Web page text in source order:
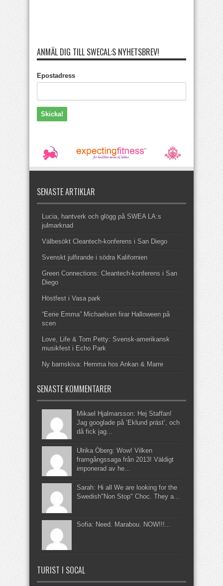
ANMÄL DIG TILL SWECAL:S NYHETSBREV!
Epostadress
SENASTE ARTIKLAR
Lucia, hantverk och glögg på SWEA LA:s
julmarknad
Välbesökt Cleantech-konferens i San Diego
Svenskt julfirande i södra Kalifornien
Green Connections: Cleantech-konferens i San
Diego
Höstfest i Vasa park
“Eerie Emma” Michaelsen firar Halloween på
scen
Love, Life & Tom Petty: Svensk-amerikansk
musikfest i Echo Park
Ny barnskiva: Hemma hos Ankan & Marre
SENASTE KOMMENTARER
Mikael Hjalmarsson: Hej Staffan!
Jag googlade på ’Eklund präst’, och
då fick jag...
Ulrika Öberg: Wow! Vilken
framgångssaga från 2013! Väldigt
imponerad av he...
Sarah: Hi all We are looking for the
Swedish"Non Stop" Choc. They a...
Sofia: Need. Marabou. NOW!!!...
TURIST I SOCAL